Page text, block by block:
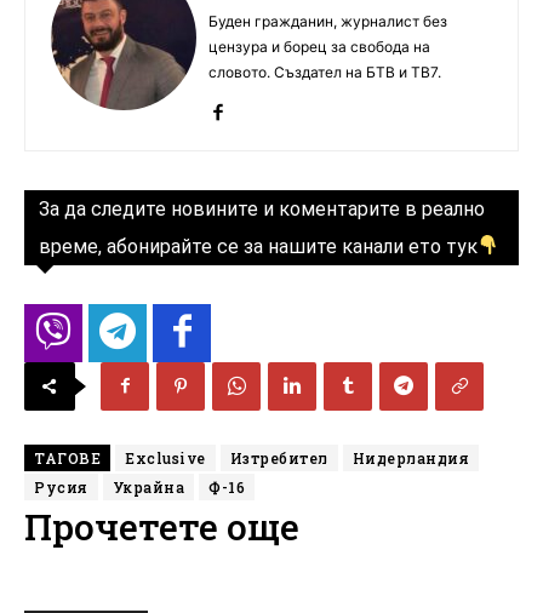
Буден гражданин, журналист без
цензура и борец за свобода на
словото. Създател на БТВ и ТВ7.
За да следите новините и коментарите в реално
време, абонирайте се за нашите канали ето тук
ТАГОВЕ Exclusive Изтребител
Нидерландия
Русия
Украйна Ф-16
Прочетете още